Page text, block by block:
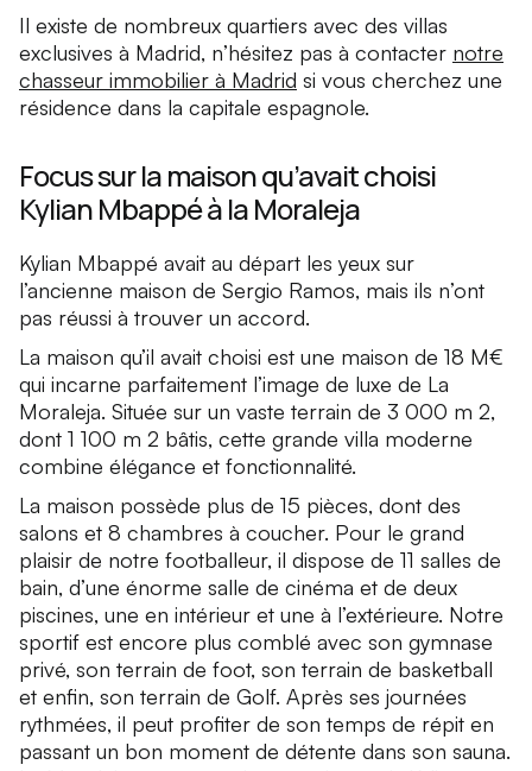
Il existe de nombreux quartiers avec des villas
exclusives à Madrid, n’hésitez pas à contacter notre
chasseur immobilier à Madrid si vous cherchez une
résidence dans la capitale espagnole.
Focus sur la maison qu’avait choisi
Kylian Mbappé à la Moraleja
Kylian Mbappé avait au départ les yeux sur
l’ancienne maison de Sergio Ramos, mais ils n’ont
pas réussi à trouver un accord.
La maison qu’il avait choisi est une maison de 18 M€
qui incarne parfaitement l’image de luxe de La
Moraleja. Située sur un vaste terrain de 3 000 m 2,
dont 1 100 m 2 bâtis, cette grande villa moderne
combine élégance et fonctionnalité.
La maison possède plus de 15 pièces, dont des
salons et 8 chambres à coucher. Pour le grand
plaisir de notre footballeur, il dispose de 11 salles de
bain, d’une énorme salle de cinéma et de deux
piscines, une en intérieur et une à l’extérieure. Notre
sportif est encore plus comblé avec son gymnase
privé, son terrain de foot, son terrain de basketball
et enfin, son terrain de Golf. Après ses journées
rythmées, il peut profiter de son temps de répit en
passant un bon moment de détente dans son sauna.